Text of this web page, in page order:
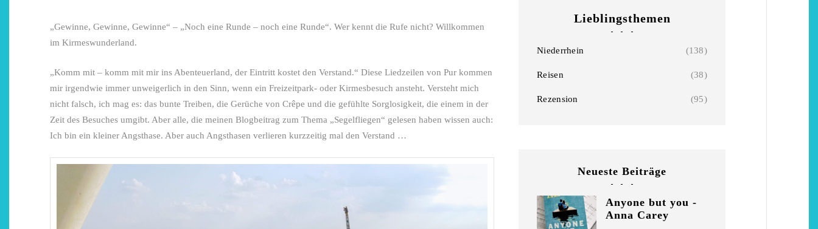
Lieblingsthemen
Niederrhein (138)
Reisen (38)
Rezension (95)
Neueste Beiträge
Anyone but you -
Anna Carey
„Gewinne, Gewinne, Gewinne“ – „Noch eine Runde – noch eine Runde“. Wer kennt die Rufe nicht? Willkommen
im Kirmeswunderland.
„Komm mit – komm mit mir ins Abenteuerland, der Eintritt kostet den Verstand.“ Diese Liedzeilen von Pur kommen
mir irgendwie immer unweigerlich in den Sinn, wenn ein Freizeitpark- oder Kirmesbesuch ansteht. Versteht mich
nicht falsch, ich mag es: das bunte Treiben, die Gerüche von Crêpe und die gefühlte Sorglosigkeit, die einem in der
Zeit des Besuches umgibt. Aber alle, die meinen Blogbeitrag zum Thema „Segelfliegen“ gelesen haben wissen auch:
Ich bin ein kleiner Angsthase. Aber auch Angsthasen verlieren kurzzeitig mal den Verstand …